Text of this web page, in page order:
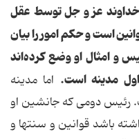
عز و جل‌ توسط‌ عقل‌
است‌ و حکم‌ امور را بیان‌
و امثال‌ او وضع‌ کرده‌اند
مدینه‌ است. اما مدینه‌
دومی‌ که‌ جانشین‌ او
باشد قوانین‌ و سنتها و